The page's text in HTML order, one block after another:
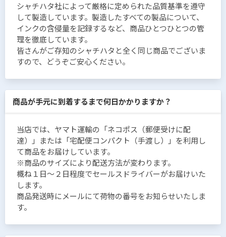
シャチハタ社によって厳格に定められた品質基準を遵守
して製造しています。製造したすべての製品について、
インクの含侵量を記録するなど、商品ひとつひとつの管
理を徹底しています。
皆さんがご存知のシャチハタと全く同じ商品でございま
すので、どうぞご安心ください。
商品が手元に到着するまで何日かかりますか？
当店では、ヤマト運輸の「ネコポス（郵便受けに配
達）」または「宅配便コンパクト（手渡し）」を利用し
て商品をお届けしています。
※商品のサイズにより配送方法が変わります。
概ね１日〜２日程度でセールスドライバーがお届けいた
します。
商品発送時にメールにて荷物の番号をお知らせいたしま
す。